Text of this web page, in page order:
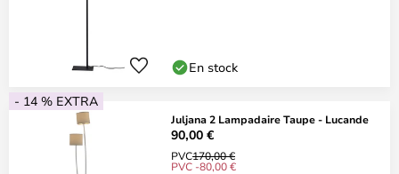
En stock
- 14 % EXTRA
Juljana 2 Lampadaire Taupe - Lucande
90,00 €
PVC170,00 €
PVC -80,00 €